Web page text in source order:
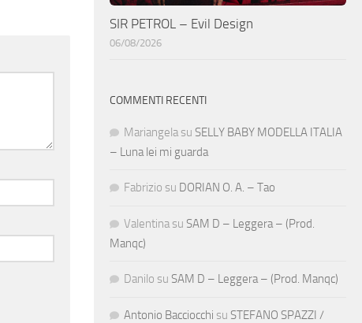
SIR PETROL – Evil Design
06/08/2026
COMMENTI RECENTI
Mariangela su SELLY BABY MODELLA ITALIA
– Luna lei mi guarda
Fabrizio su DORIAN O. A. – Tao
Valentina su SAM D – Leggera – (Prod.
Manqc)
Danilo su SAM D – Leggera – (Prod. Manqc)
Antonio Bacciocchi su STEFANO SPAZZI /